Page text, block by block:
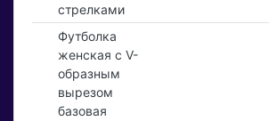
стрелками
Футболка
женская с V-
образным
вырезом
базовая